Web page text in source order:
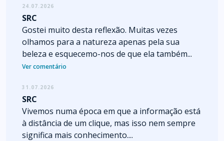
24.07.2026
SRC
Gostei muito desta reflexão. Muitas vezes
olhamos para a natureza apenas pela sua
beleza e esquecemo-nos de que ela também...
Ver comentário
31.07.2026
SRC
Vivemos numa época em que a informação está
à distância de um clique, mas isso nem sempre
significa mais conhecimento....